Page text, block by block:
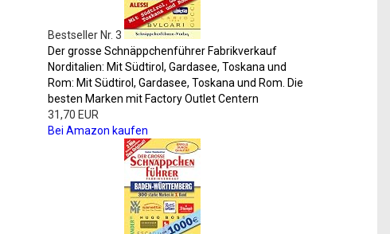
Bestseller Nr. 3
Der grosse Schnäppchenführer Fabrikverkauf
Norditalien: Mit Südtirol, Gardasee, Toskana und
Rom: Mit Südtirol, Gardasee, Toskana und Rom. Die
besten Marken mit Factory Outlet Centern
31,70 EUR
Bei Amazon kaufen